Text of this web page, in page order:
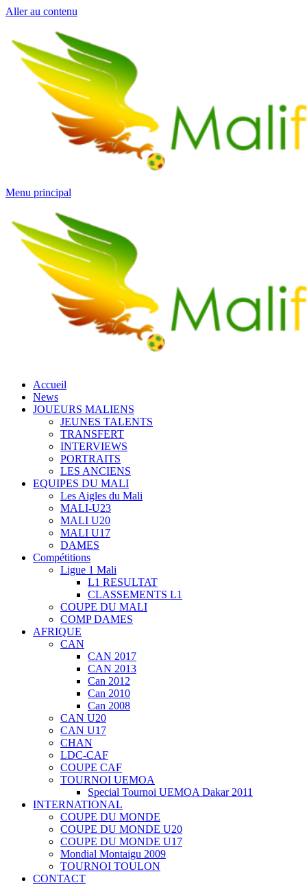
Aller au contenu
Menu principal
Accueil
News
JOUEURS MALIENS
JEUNES TALENTS
TRANSFERT
INTERVIEWS
PORTRAITS
LES ANCIENS
EQUIPES DU MALI
Les Aigles du Mali
MALI-U23
MALI U20
MALI U17
DAMES
Compétitions
Ligue 1 Mali
L1 RESULTAT
CLASSEMENTS L1
COUPE DU MALI
COMP DAMES
AFRIQUE
CAN
CAN 2017
CAN 2013
Can 2012
Can 2010
Can 2008
CAN U20
CAN U17
CHAN
LDC-CAF
COUPE CAF
TOURNOI UEMOA
Special Tournoi UEMOA Dakar 2011
INTERNATIONAL
COUPE DU MONDE
COUPE DU MONDE U20
COUPE DU MONDE U17
Mondial Montaigu 2009
TOURNOI TOULON
CONTACT